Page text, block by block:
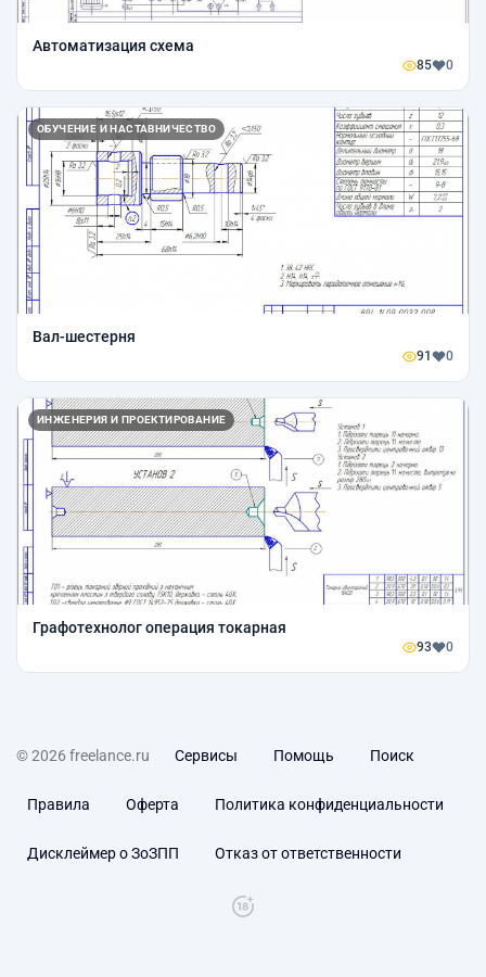
Автоматизация схема
85 0
ОБУЧЕНИЕ И НАСТАВНИЧЕСТВО
Вал-шестерня
91 0
ИНЖЕНЕРИЯ И ПРОЕКТИРОВАНИЕ
Графотехнолог операция токарная
93 0
© 2026 freelance.ru Сервисы Помощь Поиск
Правила Оферта Политика конфиденциальности
Дисклеймер о ЗоЗПП Отказ от ответственности